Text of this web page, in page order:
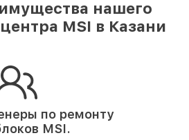
нашего
MSI в Казани
по ремонту
MSI.